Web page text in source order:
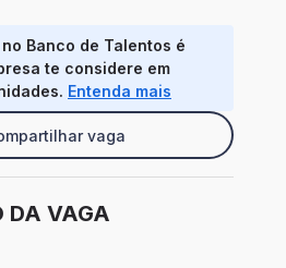
Banco de Talentos é
te considere em
Entenda mais
vaga
DA VAGA